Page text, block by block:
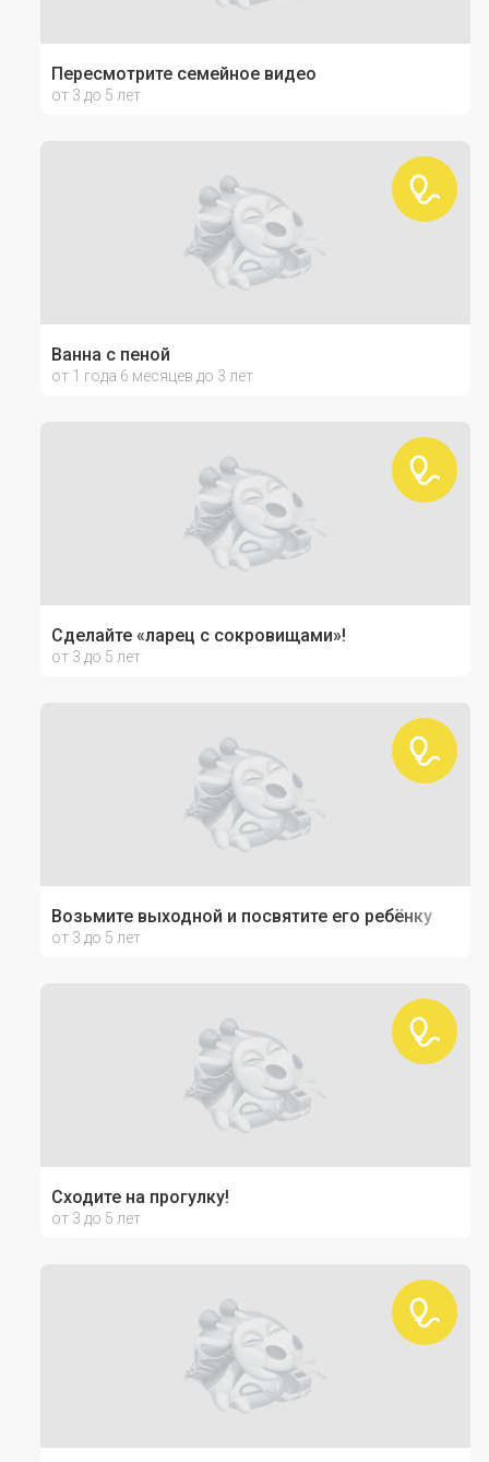
Пересмотрите семейное видео
от 3 до 5 лет
Ванна с пеной
от 1 года 6 месяцев до 3 лет
Сделайте «ларец с сокровищами»!
от 3 до 5 лет
Возьмите выходной и посвятите его ребёнку
от 3 до 5 лет
Сходите на прогулку!
от 3 до 5 лет